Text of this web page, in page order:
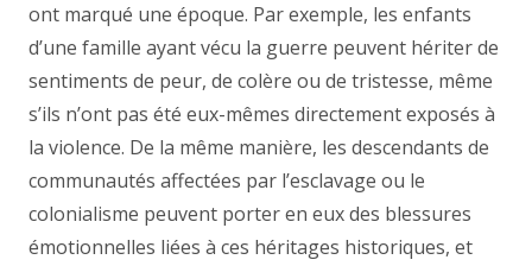
ont marqué une époque. Par exemple, les enfants
d’une famille ayant vécu la guerre peuvent hériter de
sentiments de peur, de colère ou de tristesse, même
s’ils n’ont pas été eux-mêmes directement exposés à
la violence. De la même manière, les descendants de
communautés affectées par l’esclavage ou le
colonialisme peuvent porter en eux des blessures
émotionnelles liées à ces héritages historiques, et